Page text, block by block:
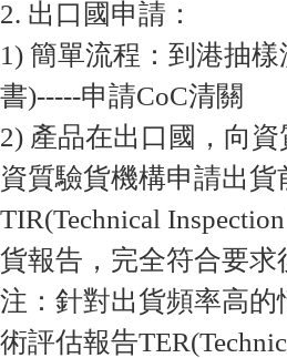
2. 出口國申請：
1) 簡單流程：到港抽
書)-----申請CoC清關
2) 產品在出口國，向
資質驗貨機構申請出
TIR(Technical
貨報告，完全符合要
注：針對出貨頻率高
術評估報告